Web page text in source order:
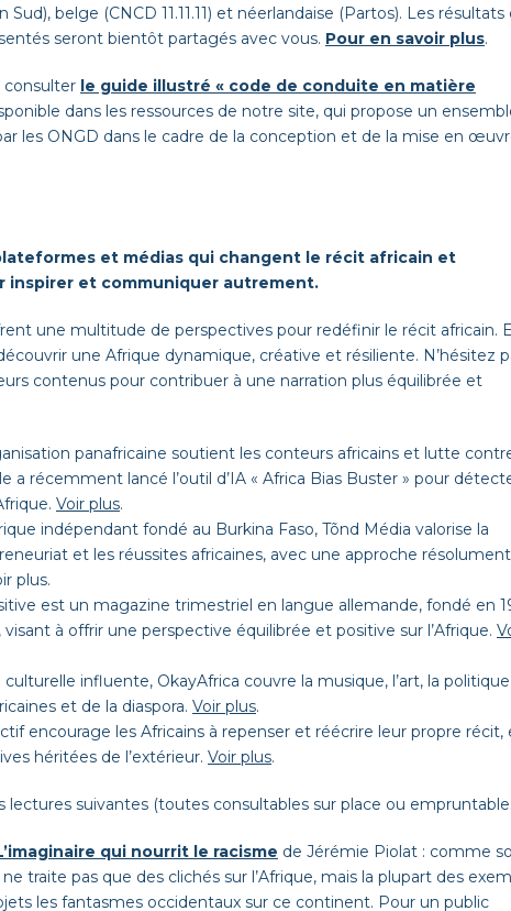
belge (CNCD 11.11.11) et néerlandaise (Partos). Les résultats
seront bientôt partagés avec vous. Pour en savoir plus.
consulter le guide illustré « code de conduite en matière
dans les ressources de notre site, qui propose un
les ONGD dans le cadre de la conception et de la mise en
et médias qui changent le récit africain et
inspirer et communiquer autrement.
une multitude de perspectives pour redéfinir le récit africain.
une Afrique dynamique, créative et résiliente. N’hésitez
contenus pour contribuer à une narration plus équilibrée et
panafricaine soutient les conteurs africains et lutte
a récemment lancé l’outil d’IA « Africa Bias Buster » pour
Voir plus.
indépendant fondé au Burkina Faso, Tõnd Média valorise la
et les réussites africaines, avec une approche résolument
plus.
est un magazine trimestriel en langue allemande, fondé en
à offrir une perspective équilibrée et positive sur l’Afrique.
influente, OkayAfrica couvre la musique, l’art, la
et de la diaspora. Voir plus.
encourage les Africains à repenser et réécrire leur propre récit,
héritées de l’extérieur. Voir plus.
lectures suivantes (toutes consultables sur place ou
qui nourrit le racisme de Jérémie Piolat : comme
traite pas que des clichés sur l’Afrique, mais la plupart des
les fantasmes occidentaux sur ce continent. Pour un public